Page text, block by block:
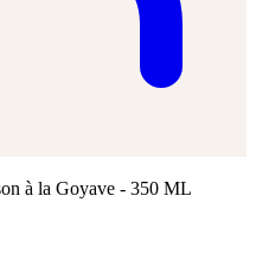
à la Goyave - 350 ML